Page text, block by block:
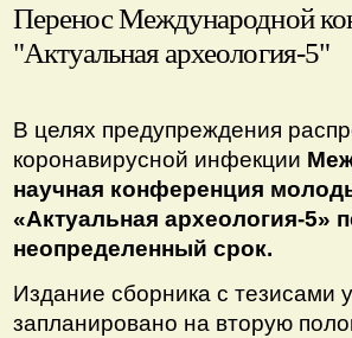
Перенос Международной
"Актуальная археология-5"
В целях предупреждения
коронавирусной инфекции
научная конференция
«Актуальная археология-5»
неопределенный срок.
Издание сборника с тезисами
запланировано на вторую